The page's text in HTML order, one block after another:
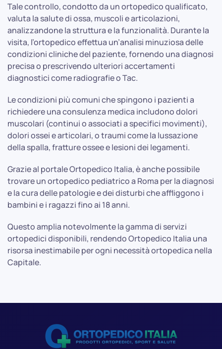
Tale controllo, condotto da un ortopedico qualificato,
valuta la salute di ossa, muscoli e articolazioni,
analizzandone la struttura e la funzionalità. Durante la
visita, l’ortopedico effettua un’analisi minuziosa delle
condizioni cliniche del paziente, fornendo una diagnosi
precisa o prescrivendo ulteriori accertamenti
diagnostici come radiografie o Tac.
Le condizioni più comuni che spingono i pazienti a
richiedere una consulenza medica includono dolori
muscolari (continui o associati a specifici movimenti),
dolori ossei e articolari, o traumi come la lussazione
della spalla, fratture ossee e lesioni dei legamenti.
Grazie al portale Ortopedico Italia, è anche possibile
trovare un ortopedico pediatrico a Roma per la diagnosi
e la cura delle patologie e dei disturbi che affliggono i
bambini e i ragazzi fino ai 18 anni.
Questo amplia notevolmente la gamma di servizi
ortopedici disponibili, rendendo Ortopedico Italia una
risorsa inestimabile per ogni necessità ortopedica nella
Capitale.